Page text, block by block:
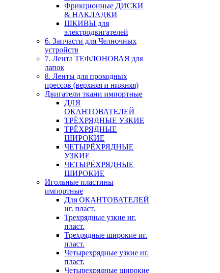
Фрикционные ДИСКИ
& НАКЛАДКИ
ШКИВЫ для
электродвигателей
6. Запчасти для Челночных
устройств
7. Лента ТЕФЛОНОВАЯ для
лапок
8. Ленты для проходных
прессов (верхняя и нижняя)
Двигатели ткани импортные
ДЛЯ
ОКАНТОВАТЕЛЕЙ
ТРЁХРЯДНЫЕ УЗКИЕ
ТРЁХРЯДНЫЕ
ШИРОКИЕ
ЧЕТЫРЁХРЯДНЫЕ
УЗКИЕ
ЧЕТЫРЁХРЯДНЫЕ
ШИРОКИЕ
Игольные пластины
импортные
Для ОКАНТОВАТЕЛЕЙ
иг. пласт.
Трехрядные узкие иг.
пласт.
Трехрядные широкие иг.
пласт.
Четырехрядные узкие иг.
пласт.
Четырехрядные широкие